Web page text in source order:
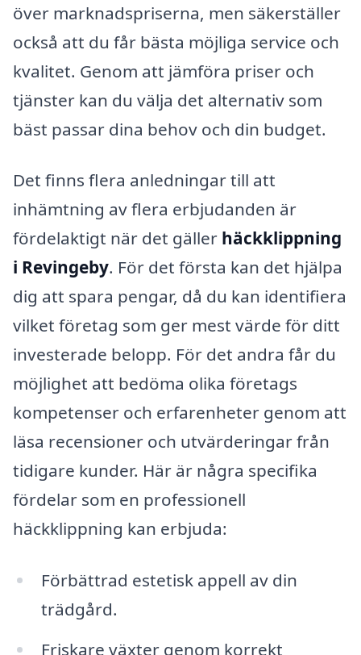
över marknadspriserna, men säkerställer
också att du får bästa möjliga service och
kvalitet. Genom att jämföra priser och
tjänster kan du välja det alternativ som
bäst passar dina behov och din budget.
Det finns flera anledningar till att
inhämtning av flera erbjudanden är
fördelaktigt när det gäller häckklippning
i Revingeby. För det första kan det hjälpa
dig att spara pengar, då du kan identifiera
vilket företag som ger mest värde för ditt
investerade belopp. För det andra får du
möjlighet att bedöma olika företags
kompetenser och erfarenheter genom att
läsa recensioner och utvärderingar från
tidigare kunder. Här är några specifika
fördelar som en professionell
häckklippning kan erbjuda:
Förbättrad estetisk appell av din
trädgård.
Friskare växter genom korrekt